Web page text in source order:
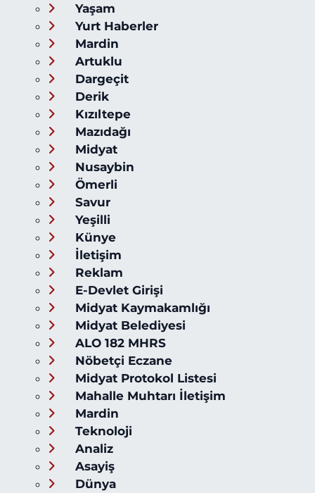
Yaşam
Yurt Haberler
Mardin
Artuklu
Dargeçit
Derik
Kızıltepe
Mazıdağı
Midyat
Nusaybin
Ömerli
Savur
Yeşilli
Künye
İletişim
Reklam
E-Devlet Girişi
Midyat Kaymakamlığı
Midyat Belediyesi
ALO 182 MHRS
Nöbetçi Eczane
Midyat Protokol Listesi
Mahalle Muhtarı İletişim
Mardin
Teknoloji
Analiz
Asayiş
Dünya